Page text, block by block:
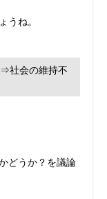
ね。
社会の維持不
どうか？を議論